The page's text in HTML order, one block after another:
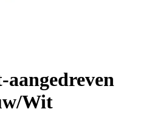
aangedreven
Wit